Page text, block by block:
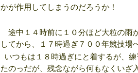
かが作用してしまうのだろうか！
途中１４時前に１０分ほど大粒の雨
してから、１７時過ぎ７００年競技場
いつもは１８時過ぎにと着するが、
たのっだが、残念ながら何もなくいざ